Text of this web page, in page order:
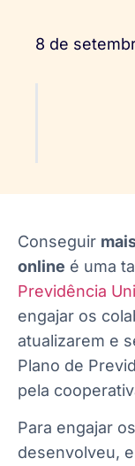
8 de
Conseguir
online é uma
Previdência
engajar os
atualizarem e
Plano de
pela
Para engajar
desenvolveu,